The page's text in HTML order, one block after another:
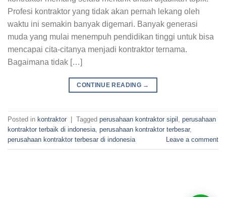
Profesi kontraktor yang tidak akan pernah lekang oleh
waktu ini semakin banyak digemari. Banyak generasi
muda yang mulai menempuh pendidikan tinggi untuk bisa
mencapai cita-citanya menjadi kontraktor ternama.
Bagaimana tidak […]
CONTINUE READING →
Posted in kontraktor Tagged perusahaan kontraktor sipil , perusahaan
kontraktor terbaik di indonesia, perusahaan kontraktor terbesar,
perusahaan kontraktor terbesar di indonesia
Leave a comment